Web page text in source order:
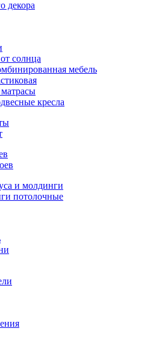
декора
солнца
мебель
кресла
и молдинги
потолочные